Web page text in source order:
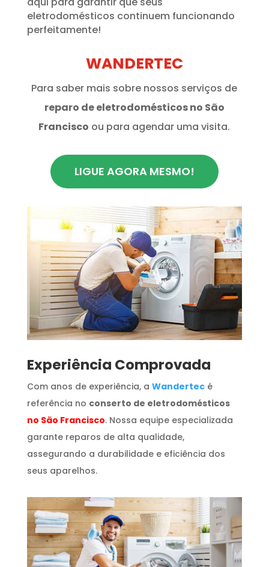
eletrodomésticos continuem funcionando
perfeitamente!
WANDERTEC
Para saber mais sobre nossos serviços de
reparo de eletrodomésticos no São
Francisco ou para agendar uma visita.
LIGUE AGORA MESMO!
​Experiência Comprovada
Com anos de experiência, a Wandertecé
referência no conserto de eletrodomésticos
no São Francisco. Nossa equipe especializada
garante reparos de alta qualidade,
assegurando a durabilidade e eficiência dos
seus aparelhos.